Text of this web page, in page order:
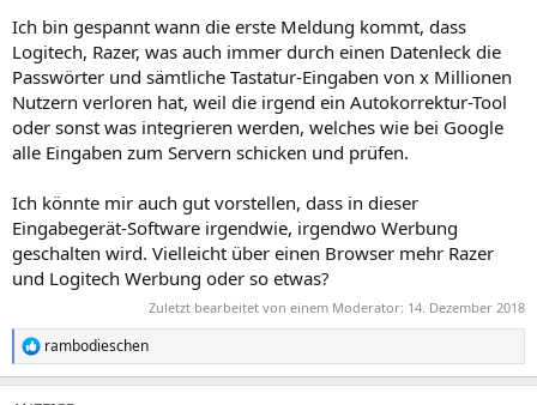
Ich bin gespannt wann die erste Meldung kommt, dass
Logitech, Razer, was auch immer durch einen Datenleck die
Passwörter und sämtliche Tastatur-Eingaben von x Millionen
Nutzern verloren hat, weil die irgend ein Autokorrektur-Tool
oder sonst was integrieren werden, welches wie bei Google
alle Eingaben zum Servern schicken und prüfen.
Ich könnte mir auch gut vorstellen, dass in dieser
Eingabegerät-Software irgendwie, irgendwo Werbung
geschalten wird. Vielleicht über einen Browser mehr Razer
und Logitech Werbung oder so etwas?
Zuletzt bearbeitet von einem Moderator: 14. Dezember 2018
R
e
a
rambodieschen